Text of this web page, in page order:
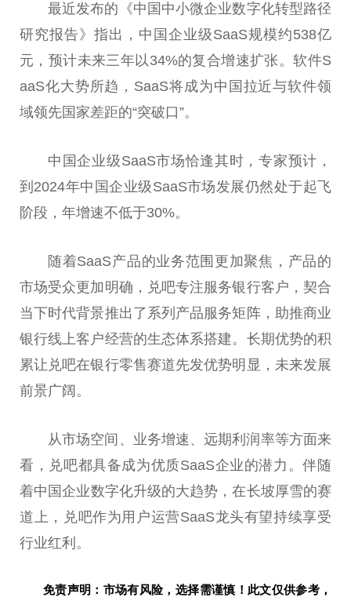
最近发布的《中国 中小微企业数字化转型路径
研究报告》指出， 中国 企业级SaaS规模约538亿
元，预计未来三年以34%的复合增速扩张。软件S
aaS化大势所趋，SaaS将成为中国 拉近与软件领
域领先国家差距的“突破口”。
中国企业级SaaS市场恰逢其时，专家预计，
到2024年中国企业级SaaS市场发展仍然处于起飞
阶段，年增速不低于30%。
随着SaaS产品的业务范围更加聚焦，产品的
市场受众更加明确，兑吧专注服务银行客户，契合
当下时代背景推出了系列产品服务矩阵，助推商业
银行线上客户经营的生态体系搭建。长期优势的积
累让兑吧在银行零售赛道先发优势明显，未来发展
前景广阔。
从市场空间、业务增速、远期利润率等方面来
看，兑吧都具备成为优质SaaS企业的潜力。伴随
着中国企业数字化升级的大趋势，在长坡厚雪的赛
道上，兑吧作为用户运营SaaS龙头有望持续享受
行业红利。
免责声明：市场有风险，选择需谨慎！此文仅供参考，